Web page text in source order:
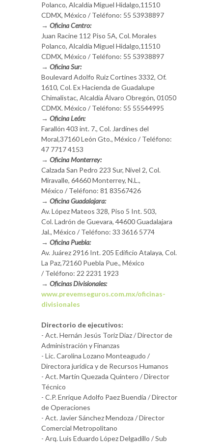
Polanco, Alcaldía Miguel Hidalgo,11510
CDMX, México / Teléfono: 55 53938897
→ Oficina Centro:
Juan Racine 112 Piso 5A, Col. Morales
Polanco, Alcaldía Miguel Hidalgo,11510
CDMX, México / Teléfono: 55 53938897
→ Oficina Sur:
Boulevard Adolfo Ruiz Cortines 3332, Of.
1610, Col. Ex Hacienda de Guadalupe
Chimalistac, Alcaldía Álvaro Obregón, 01050
CDMX. México / Teléfono: 55 55544995
→ Oficina León:
Farallón 403 int. 7., Col. Jardínes del
Moral,37160 León Gto., México / Teléfono:
47 7717 4153
→ Oficina Monterrey:
Calzada San Pedro 223 Sur, Nivel 2, Col.
Miravalle, 64660 Monterrey, N.L.,
México / Teléfono: 81 83567426
→ Oficina Guadalajara:
Av. López Mateos 328, Piso 5 Int. 503,
Col. Ladrón de Guevara, 44600 Guadalajara
Jal., México / Teléfono: 33 3616 5774
→ Oficina Puebla:
Av. Juárez 2916 Int. 205 Edificio Atalaya, Col.
La Paz,72160 Puebla Pue., México
/ Teléfono: 22 2231 1923
→ Oficinas Divisionales:
www.prevemseguros.com.mx/oficinas-
divisionales
Directorio de ejecutivos:
- Act. Hernán Jesús Toriz Diaz / Director de
Administración y Finanzas
- Lic. Carolina Lozano Monteagudo /
Directora jurídica y de Recursos Humanos
- Act. Martín Quezada Quintero / Director
Técnico
- C.P. Enrique Adolfo Paez Buendía / Director
de Operaciones
- Act. Javier Sánchez Mendoza / Director
Comercial Metropolitano
- Arq. Luis Eduardo López Delgadillo / Sub